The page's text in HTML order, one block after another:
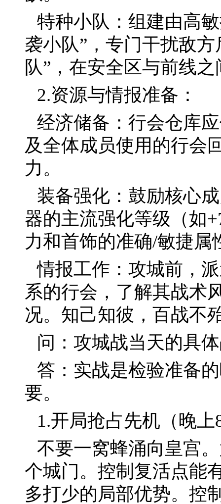
特种小队：组建由高
袭小队”，专门干扰敌
队”，在安全区与前线
2.资源与情报准备：
经济储备：行会仓库
及全体成员使用的行会
力。
装备强化：鼓励核心
器的主流强化等级（如
力和首饰的准确/敏捷属
情报工作：攻城前，
系的行会，了解其战术
况。知己知彼，百战不
问：攻城战当天的具
答：实战是检验准备
要。
1.开局抢占先机（晚上
不要一窝蜂涌向皇宫
个城门。控制复活点能
多打少的局部优势。控